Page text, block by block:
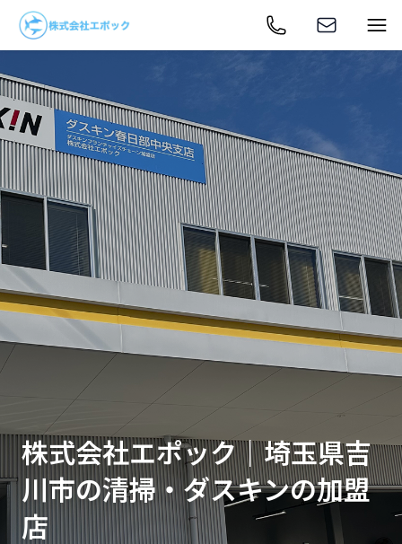
株式会社エポック｜埼玉県吉
川市の清掃・ダスキンの加盟
店